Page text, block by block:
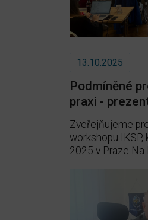
13.10.2025
Podmíněné
praxi -
Zveřejňujeme
workshopu
2025 v Praze Na